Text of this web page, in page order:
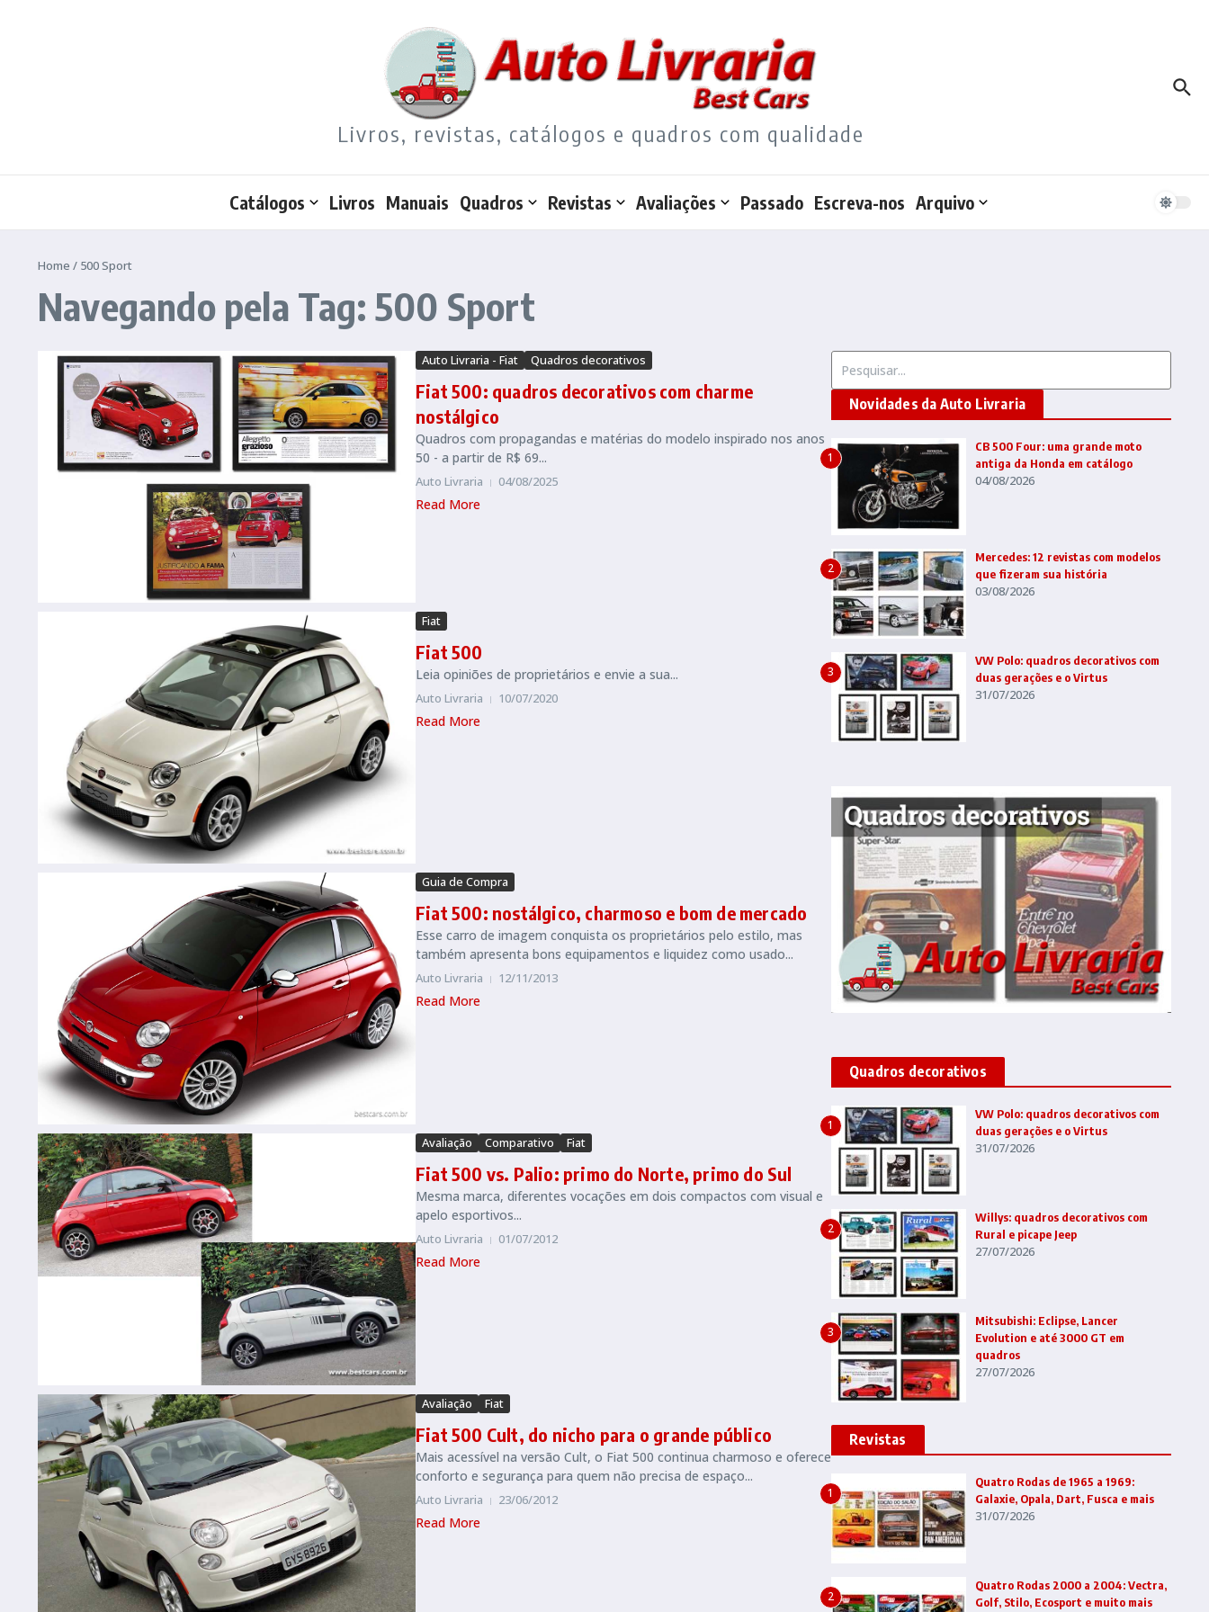
Livros, revistas, catálogos e quadros com qualidade
Catálogos Livros Manuais Quadros Revistas Avaliações Passado Escreva-nos Arquivo
Home / 500 Sport
Navegando pela Tag: 500 Sport
Auto Livraria - Fiat Quadros decorativos
Fiat 500: quadros decorativos com charme
nostálgico
Quadros com propagandas e matérias do modelo inspirado nos anos
50 - a partir de R$ 69...
Auto Livraria 04/08/2025
Read More
Fiat
Fiat 500
Leia opiniões de proprietários e envie a sua...
Auto Livraria 10/07/2020
Read More
Guia de Compra
Fiat 500: nostálgico, charmoso e bom de mercado
Esse carro de imagem conquista os proprietários pelo estilo, mas
também apresenta bons equipamentos e liquidez como usado...
Auto Livraria 12/11/2013
Read More
Avaliação Comparativo Fiat
Fiat 500 vs. Palio: primo do Norte, primo do Sul
Mesma marca, diferentes vocações em dois compactos com visual e
apelo esportivos...
Auto Livraria 01/07/2012
Read More
Avaliação Fiat
Fiat 500 Cult, do nicho para o grande público
Mais acessível na versão Cult, o Fiat 500 continua charmoso e oferece
conforto e segurança para quem não precisa de espaço...
Auto Livraria 23/06/2012
Read More
Novidades da Auto Livraria
1
CB 500 Four: uma grande moto
antiga da Honda em catálogo
04/08/2026
2
Mercedes: 12 revistas com modelos
que fizeram sua história
03/08/2026
3
VW Polo: quadros decorativos com
duas gerações e o Virtus
31/07/2026
Quadros decorativos
1
VW Polo: quadros decorativos com
duas gerações e o Virtus
31/07/2026
2
Willys: quadros decorativos com
Rural e picape Jeep
27/07/2026
3
Mitsubishi: Eclipse, Lancer
Evolution e até 3000 GT em
quadros
27/07/2026
Revistas
1
Quatro Rodas de 1965 a 1969:
Galaxie, Opala, Dart, Fusca e mais
31/07/2026
2
Quatro Rodas 2000 a 2004: Vectra,
Golf, Stilo, Ecosport e muito mais